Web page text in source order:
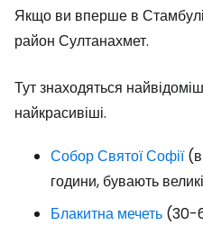
Якщо ви вперше в
район Султанахмет.
Тут знаходяться
найкрасивіші.
Собор Святої Софії
години, бувають
Блакитна мечеть (30-